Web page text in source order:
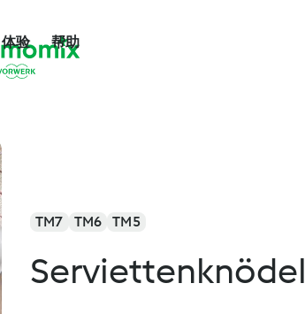
体验 帮助
TM7 TM6 TM5
Serviettenknödel